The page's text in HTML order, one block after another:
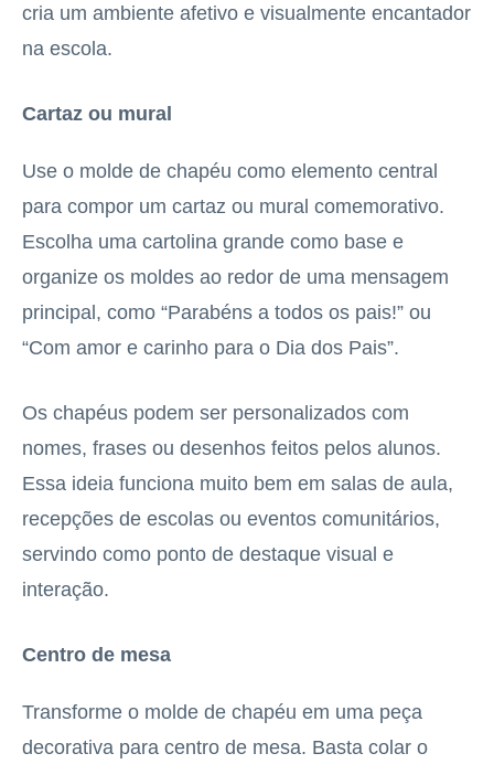
cria um ambiente afetivo e visualmente encantador
na escola.
Cartaz ou mural
Use o molde de chapéu como elemento central
para compor um cartaz ou mural comemorativo.
Escolha uma cartolina grande como base e
organize os moldes ao redor de uma mensagem
principal, como “Parabéns a todos os pais!” ou
“Com amor e carinho para o Dia dos Pais”.
Os chapéus podem ser personalizados com
nomes, frases ou desenhos feitos pelos alunos.
Essa ideia funciona muito bem em salas de aula,
recepções de escolas ou eventos comunitários,
servindo como ponto de destaque visual e
interação.
Centro de mesa
Transforme o molde de chapéu em uma peça
decorativa para centro de mesa. Basta colar o